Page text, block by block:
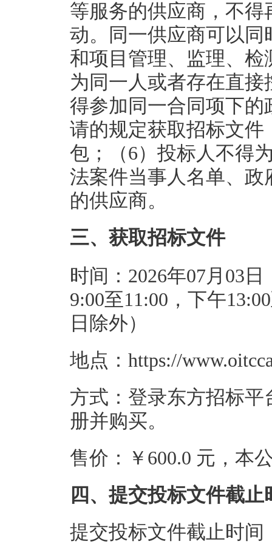
等服务的供应商，不
动。同一供应商可以
和项目管理、监理、
为同一人或者存在直
得参加同一合同项下
请的规定获取招标文
包；（6）投标人不得
法案件当事人名单、
的供应商。
三、获取招标文件
时间：2026年07月03
9:00至11:00，下午
日除外）
地点：https://
方式：登录东方招标平
册并购买。
售价：￥600.0 元，本
四、提交投标文件截
提交投标文件截止时间